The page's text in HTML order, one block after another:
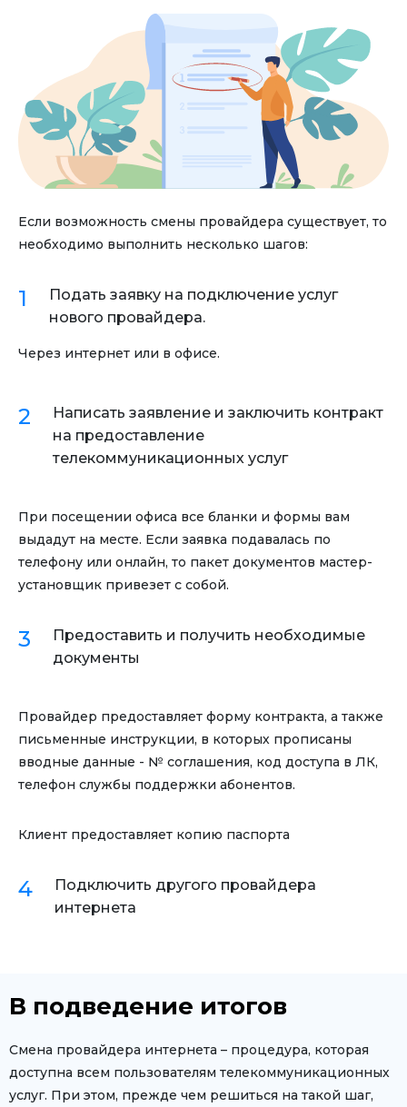
Если возможность смены провайдера существует, то
необходимо выполнить несколько шагов:
Подать заявку на подключение услуг
нового провайдера.
Через интернет или в офисе.
Написать заявление и заключить контракт
на предоставление
телекоммуникационных услуг
При посещении офиса все бланки и формы вам
выдадут на месте. Если заявка подавалась по
телефону или онлайн, то пакет документов мастер-
установщик привезет с собой.
Предоставить и получить необходимые
документы
Провайдер предоставляет форму контракта, а также
письменные инструкции, в которых прописаны
вводные данные - № соглашения, код доступа в ЛК,
телефон службы поддержки абонентов.
Клиент предоставляет копию паспорта
Подключить другого провайдера
интернета
В подведение итогов
Смена провайдера интернета – процедура, которая
доступна всем пользователям телекоммуникационных
услуг. При этом, прежде чем решиться на такой шаг,